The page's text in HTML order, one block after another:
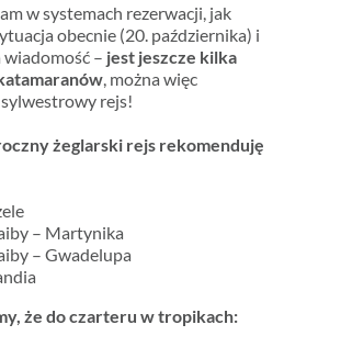
w systemach rezerwacji, jak
obecnie (20. października) i
– jest jeszcze kilka
, można więc
rejs!
żeglarski rejs rekomenduję
– Martynika
– Gwadelupa
że do czarteru w tropikach: